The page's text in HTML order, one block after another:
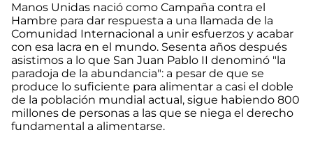
Manos Unidas nació como Campaña contra el
Hambre para dar respuesta a una llamada de la
Comunidad Internacional a unir esfuerzos y acabar
con esa lacra en el mundo. Sesenta años después
asistimos a lo que San Juan Pablo II denominó "la
paradoja de la abundancia": a pesar de que se
produce lo suficiente para alimentar a casi el doble
de la población mundial actual, sigue habiendo 800
millones de personas a las que se niega el derecho
fundamental a alimentarse.